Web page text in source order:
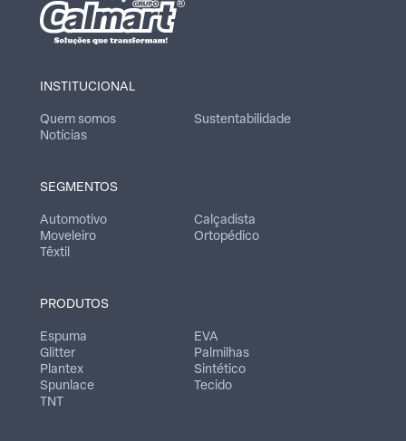
INSTITUCIONAL
Quem somos
Sustentabilidade
Notícias
SEGMENTOS
Automotivo
Calçadista
Moveleiro
Ortopédico
Têxtil
PRODUTOS
Espuma
EVA
Glitter
Palmilhas
Plantex
Sintético
Spunlace
Tecido
TNT